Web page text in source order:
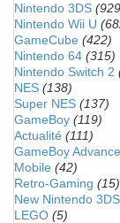
Nintendo 3DS
Nintendo Wii U
GameCube (422)
Nintendo 64 (315)
Nintendo Switch 2
NES (138)
Super NES (137)
GameBoy (119)
Actualité (111)
GameBoy Advance
Mobile (42)
Retro-Gaming (15)
New Nintendo 3DS
LEGO (5)